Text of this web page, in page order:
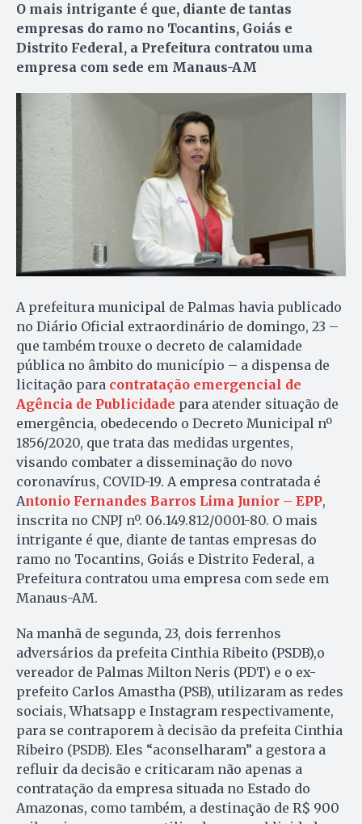
O mais intrigante é que, diante de tantas
empresas do ramo no Tocantins, Goiás e
Distrito Federal, a Prefeitura contratou uma
empresa com sede em Manaus-AM
A prefeitura municipal de Palmas havia publicado
no Diário Oficial extraordinário de domingo, 23 –
que também trouxe o decreto de calamidade
pública no âmbito do município – a dispensa de
licitação para contratação emergencial de
Agência de Publicidade para atender situação de
emergência, obedecendo o Decreto Municipal nº
1856/2020, que trata das medidas urgentes,
visando combater a disseminação do novo
coronavírus, COVID-19. A empresa contratada é
Antonio Fernandes Barros Lima Junior – EPP,
inscrita no CNPJ nº. 06.149.812/0001-80. O mais
intrigante é que, diante de tantas empresas do
ramo no Tocantins, Goiás e Distrito Federal, a
Prefeitura contratou uma empresa com sede em
Manaus-AM.
Na manhã de segunda, 23, dois ferrenhos
adversários da prefeita Cinthia Ribeito (PSDB),o
vereador de Palmas Milton Neris (PDT) e o ex-
prefeito Carlos Amastha (PSB), utilizaram as redes
sociais, Whatsapp e Instagram respectivamente,
para se contraporem à decisão da prefeita Cinthia
Ribeiro (PSDB). Eles “aconselharam” a gestora a
refluir da decisão e criticaram não apenas a
contratação da empresa situada no Estado do
Amazonas, como também, a destinação de R$ 900